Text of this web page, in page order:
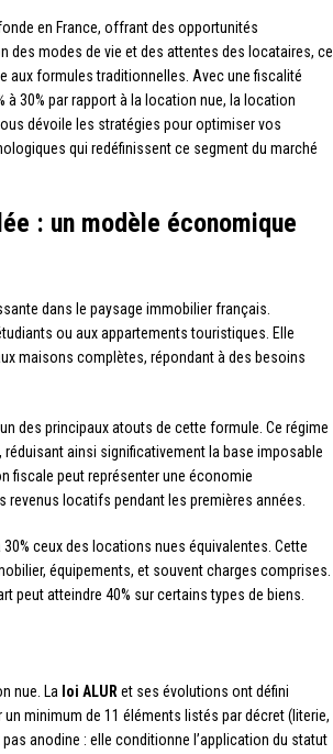
en France, offrant des opportunités
des modes de vie et des attentes des locataires, ce
aux formules traditionnelles. Avec une fiscalité
30% par rapport à la location nue, la location
dévoile les stratégies pour optimiser vos
qui redéfinissent ce segment du marché
: un modèle économique
dans le paysage immobilier français.
ou aux appartements touristiques. Elle
maisons complètes, répondant à des besoins
des principaux atouts de cette formule. Ce régime
ainsi significativement la base imposable
fiscale peut représenter une économie
revenus locatifs pendant les premières années.
ceux des locations nues équivalentes. Cette
équipements, et souvent charges comprises.
peut atteindre 40% sur certains types de biens.
nue. La loi ALUR et ses évolutions ont défini
minimum de 11 éléments listés par décret (literie,
anodine : elle conditionne l’application du statut